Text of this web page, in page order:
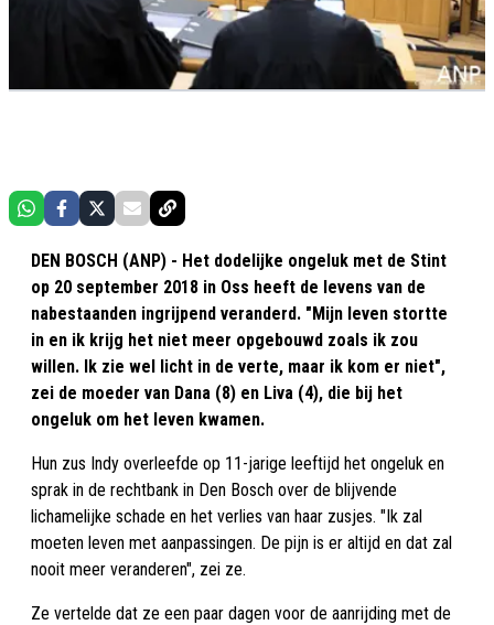
DEN BOSCH (ANP) - Het dodelijke ongeluk met de Stint
op 20 september 2018 in Oss heeft de levens van de
nabestaanden ingrijpend veranderd. "Mijn leven stortte
in en ik krijg het niet meer opgebouwd zoals ik zou
willen. Ik zie wel licht in de verte, maar ik kom er niet",
zei de moeder van Dana (8) en Liva (4), die bij het
ongeluk om het leven kwamen.
Hun zus Indy overleefde op 11-jarige leeftijd het ongeluk en
sprak in de rechtbank in Den Bosch over de blijvende
lichamelijke schade en het verlies van haar zusjes. "Ik zal
moeten leven met aanpassingen. De pijn is er altijd en dat zal
nooit meer veranderen", zei ze.
Ze vertelde dat ze een paar dagen voor de aanrijding met de